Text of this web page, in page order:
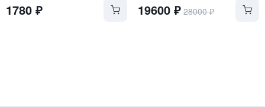
1780 ₽ 19600₽ 28000₽